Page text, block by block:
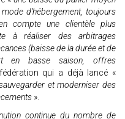
mode d’hébergement, toujours
compte une clientèle plus
à réaliser des arbitrages
(baisse de la durée et de
en basse saison, offres
qui a déjà lancé «
et moderniser des
».
continue du nombre de